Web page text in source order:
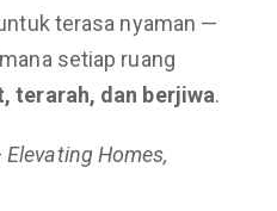
terasa nyaman —
setiap ruang
terarah, dan berjiwa.
Elevating Homes,